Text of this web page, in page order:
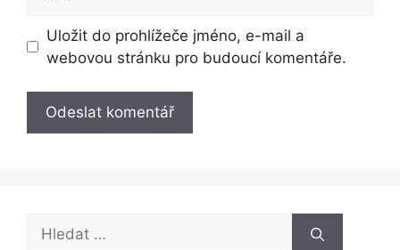
Uložit do prohlížeče jméno, e-mail a
webovou stránku pro budoucí komentáře.
Hledat: